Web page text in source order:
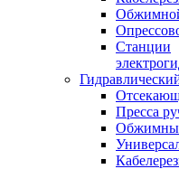
Станции
Пресса